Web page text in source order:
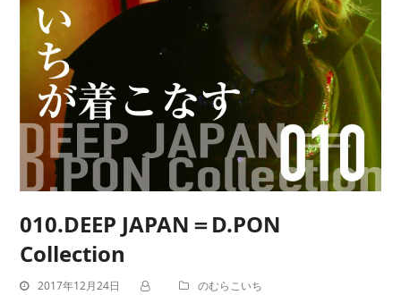
010.DEEP JAPAN＝D.PON
Collection
2017年12月24日 のむらこいち